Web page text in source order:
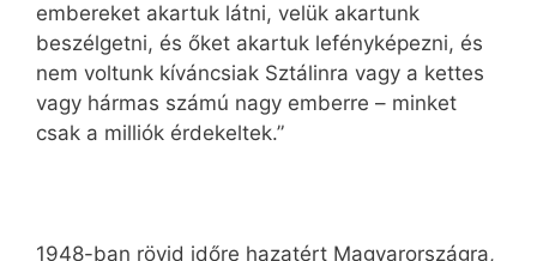
embereket akartuk látni, velük akartunk
beszélgetni, és őket akartuk lefényképezni, és
nem voltunk kíváncsiak Sztálinra vagy a kettes
vagy hármas számú nagy emberre – minket
csak a milliók érdekeltek.”
1948-ban rövid időre hazatért Magyarországra,